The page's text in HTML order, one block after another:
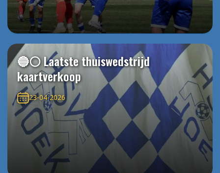
🔵⚪️ Laatste thuiswedstrijd
kaartverkoop
23-04-2026